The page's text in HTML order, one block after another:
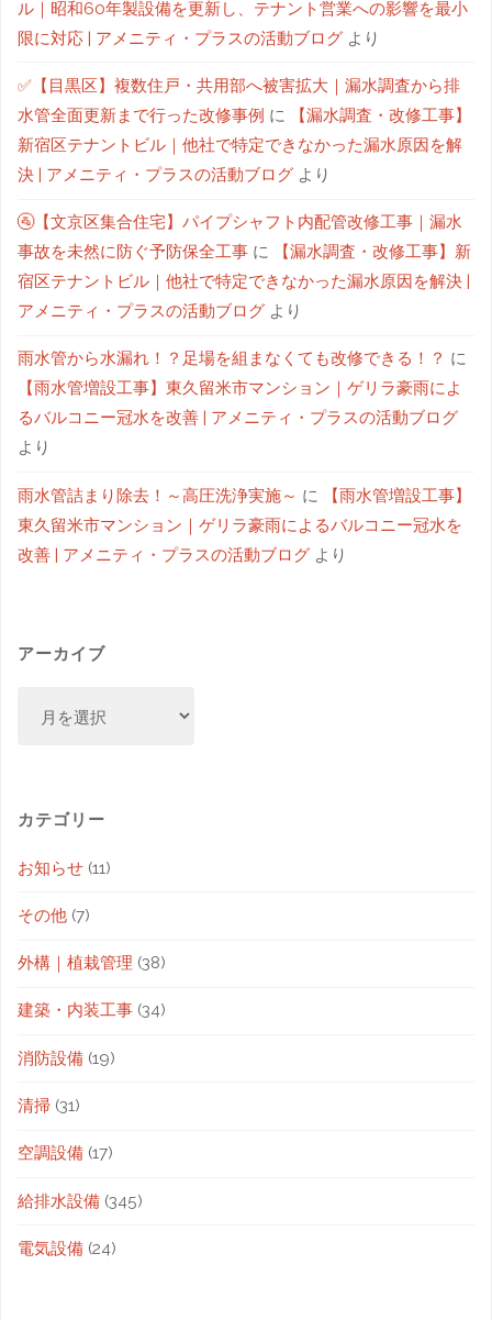
ル｜昭和60年製設備を更新し、テナント営業への影響を最小
限に対応 | アメニティ・プラスの活動ブログ より
✅【目黒区】複数住戸・共用部へ被害拡大｜漏水調査から排
水管全面更新まで行った改修事例 に
【漏水調査・改修工事】
新宿区テナントビル｜他社で特定できなかった漏水原因を解
決 | アメニティ・プラスの活動ブログ より
🚰【文京区集合住宅】パイプシャフト内配管改修工事｜漏水
事故を未然に防ぐ予防保全工事 に
【漏水調査・改修工事】新
宿区テナントビル｜他社で特定できなかった漏水原因を解決 |
アメニティ・プラスの活動ブログ より
雨水管から水漏れ！？足場を組まなくても改修できる！？ に
【雨水管増設工事】東久留米市マンション｜ゲリラ豪雨によ
るバルコニー冠水を改善 | アメニティ・プラスの活動ブログ
より
雨水管詰まり除去！～高圧洗浄実施～ に
【雨水管増設工事】
東久留米市マンション｜ゲリラ豪雨によるバルコニー冠水を
改善 | アメニティ・プラスの活動ブログ より
アーカイブ
カテゴリー
お知らせ (11)
その他 (7)
外構｜植栽管理 (38)
建築・内装工事 (34)
消防設備 (19)
清掃 (31)
空調設備 (17)
給排水設備 (345)
電気設備 (24)